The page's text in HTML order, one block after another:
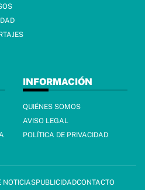
INFORMACIÓN
QUIÉNES SOMOS
AVISO LEGAL
POLÍTICA DE PRIVACIDAD
NOTICIASPUBLICIDADCONTACTO